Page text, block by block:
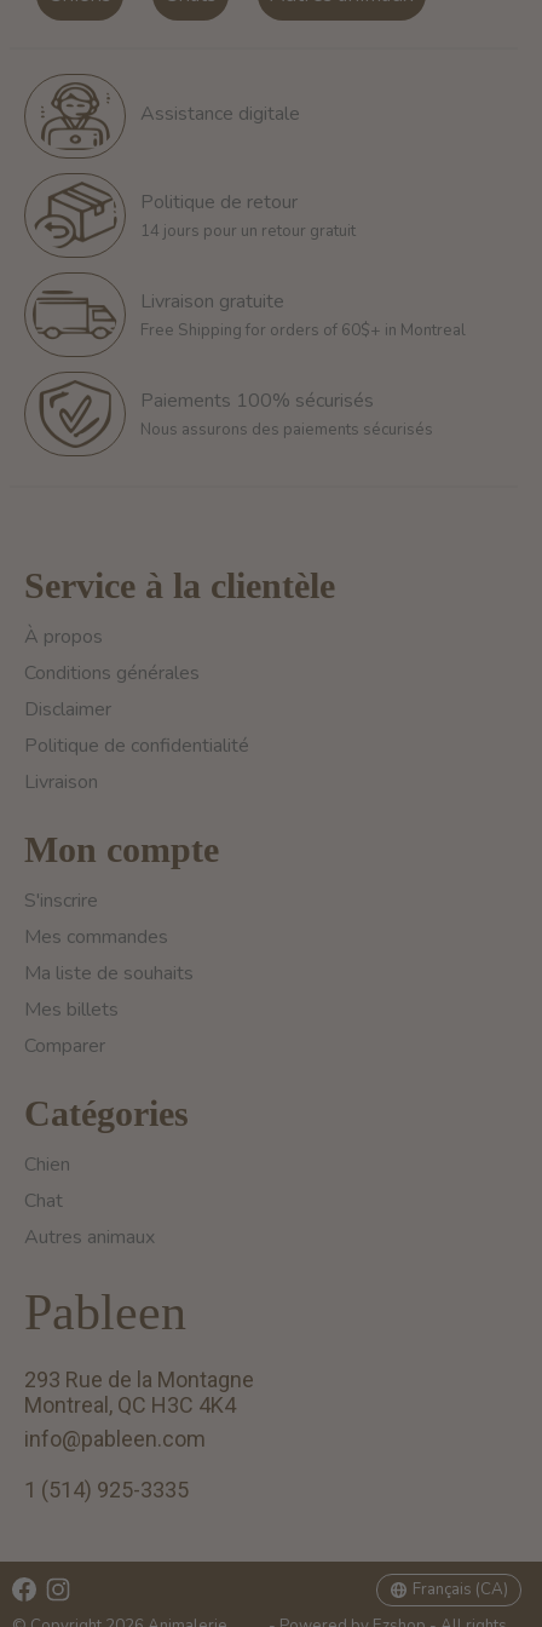
Assistance digitale
Politique de retour
14 jours pour un retour gratuit
Livraison gratuite
Free Shipping for orders of 60$+ in Montreal
Paiements 100% sécurisés
Nous assurons des paiements sécurisés
Service à la clientèle
À propos
Conditions générales
Disclaimer
Politique de confidentialité
Livraison
Mon compte
S'inscrire
Mes commandes
Ma liste de souhaits
Mes billets
Comparer
Catégories
Chien
Chat
Autres animaux
Pableen
293 Rue de la Montagne
Montreal, QC H3C 4K4
info@pableen.com
1 (514) 925-3335
Français (CA)